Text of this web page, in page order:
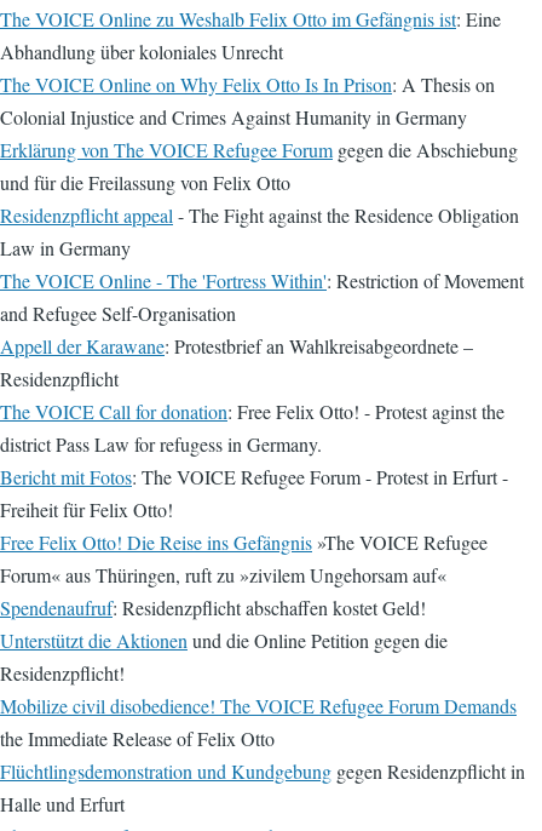
The VOICE Online zu Weshalb Felix Otto im Gefängnis ist: Eine
Abhandlung über koloniales Unrecht
The VOICE Online on Why Felix Otto Is In Prison: A Thesis on
Colonial Injustice and Crimes Against Humanity in Germany
Erklärung von The VOICE Refugee Forum gegen die Abschiebung
und für die Freilassung von Felix Otto
Residenzpflicht appeal - The Fight against the Residence Obligation
Law in Germany
The VOICE Online - The 'Fortress Within': Restriction of Movement
and Refugee Self-Organisation
Appell der Karawane: Protestbrief an Wahlkreisabgeordnete –
Residenzpflicht
The VOICE Call for donation: Free Felix Otto! - Protest aginst the
district Pass Law for refugess in Germany.
Bericht mit Fotos: The VOICE Refugee Forum - Protest in Erfurt -
Freiheit für Felix Otto!
Free Felix Otto! Die Reise ins Gefängnis »The VOICE Refugee
Forum« aus Thüringen, ruft zu »zivilem Ungehorsam auf«
Spendenaufruf: Residenzpflicht abschaffen kostet Geld!
Unterstützt die Aktionen und die Online Petition gegen die
Residenzpflicht!
Mobilize civil disobedience! The VOICE Refugee Forum Demands
the Immediate Release of Felix Otto
Flüchtlingsdemonstration und Kundgebung gegen Residenzpflicht in
Halle und Erfurt